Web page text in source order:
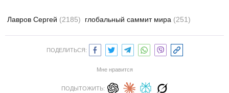
Лавров Сергей (2185) глобальный саммит мира (251)
ПОДЕЛИТЬСЯ:
Мне нравится
ПОДЫТОЖИТЬ: